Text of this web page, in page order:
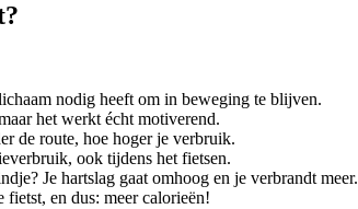
nodig heeft om in beweging te blijven.
het werkt écht motiverend.
de route, hoe hoger je verbruik.
ook tijdens het fietsen.
Je hartslag gaat omhoog en je verbrandt meer.
en dus: meer calorieën!